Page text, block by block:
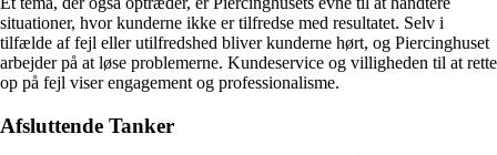
situationer, hvor kunderne ikke er tilfredse med resultatet. Selv i
tilfælde af fejl eller utilfredshed bliver kunderne hørt, og Piercinghuset
arbejder på at løse problemerne. Kundeservice og villigheden til at rette
op på fejl viser engagement og professionalisme.
Afsluttende Tanker